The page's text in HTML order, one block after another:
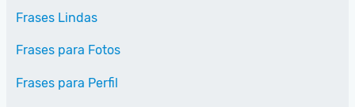
Frases Lindas
Frases para Fotos
Frases para Perfil